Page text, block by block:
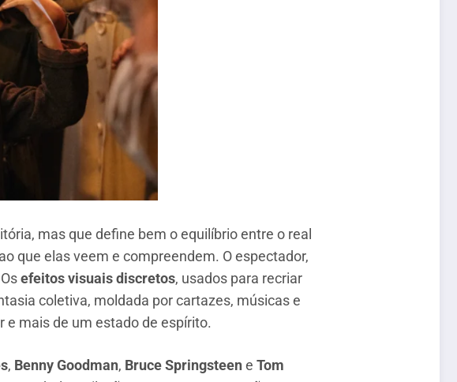
mas que define bem o equilíbrio entre o real
que elas veem e compreendem. O espectador,
efeitos visuais discretos, usados para recriar
coletiva, moldada por cartazes, músicas e
e mais de um estado de espírito.
, Benny Goodman, Bruce Springsteene Tom